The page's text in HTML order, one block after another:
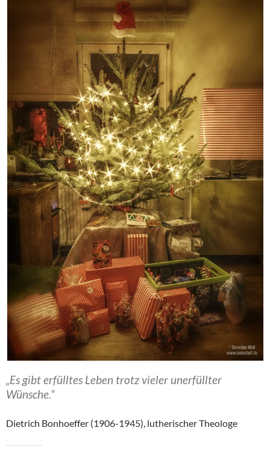
„Es gibt erfülltes Leben trotz vieler unerfüllter
Wünsche.“
Dietrich Bonhoeffer (1906-1945), lutherischer Theologe